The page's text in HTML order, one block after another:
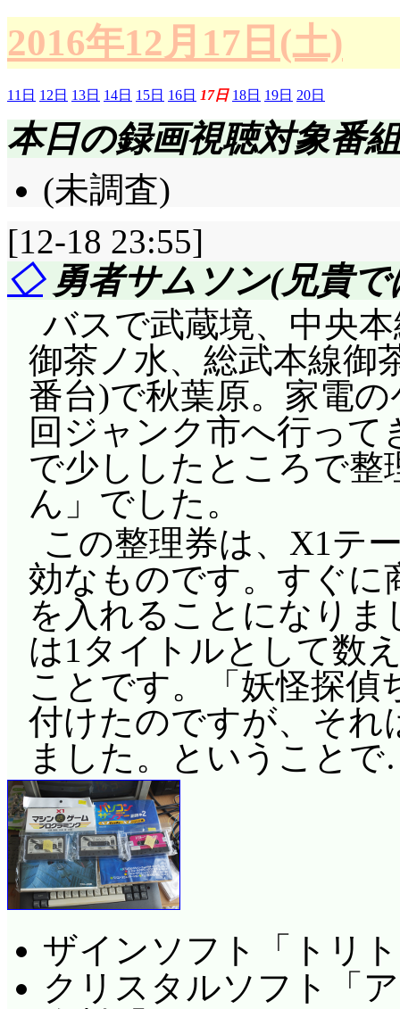
2016年12月17日(土)
11日 12日 13日 14日 15日 16日 17日 18日 19日 20日
本日の録画視聴対象番組
(未調査)
[12-18 23:55]
◇勇者サムソン(兄貴で
バスで武蔵境、中央
御茶ノ水、総武本線御
番台)で秋葉原。家電
回ジャンク市へ行っ
で少ししたところで整
ん」でした。
この整理券は、X1テ
効なものです。すぐに
を入れることになり
は1タイトルとして数
ことです。「妖怪探
付けたのですが、それ
ました。ということ
ザインソフト「トリ
クリスタルソフト「